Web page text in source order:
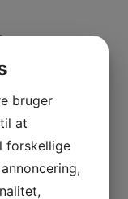
din
se, hvor
vil
dine
daglige
om
bruger
at
forskellige